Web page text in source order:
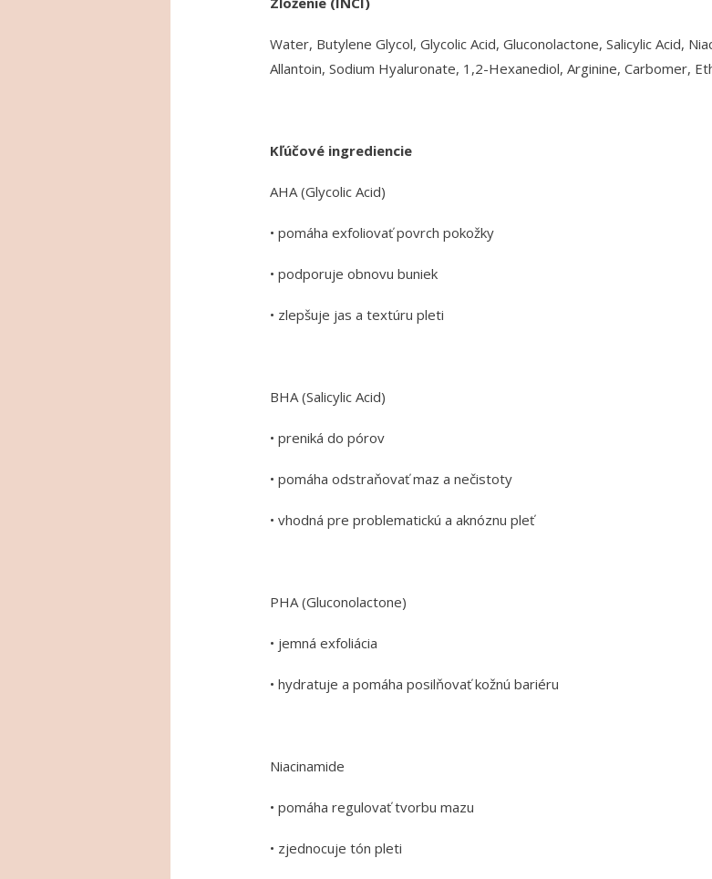
Water, Butylene Glycol, Glycolic Acid, Gluconolactone, Salicylic Acid,
Allantoin, Sodium Hyaluronate, 1,2-Hexanediol, Arginine, Carbomer,
Kľúčové ingrediencie
AHA (Glycolic Acid)
• pomáha exfoliovať povrch pokožky
• podporuje obnovu buniek
• zlepšuje jas a textúru pleti
BHA (Salicylic Acid)
• preniká do pórov
• pomáha odstraňovať maz a nečistoty
• vhodná pre problematickú a aknóznu pleť
PHA (Gluconolactone)
• jemná exfoliácia
• hydratuje a pomáha posilňovať kožnú bariéru
Niacinamide
• pomáha regulovať tvorbu mazu
• zjednocuje tón pleti